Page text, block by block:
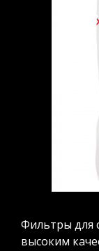
Фильтры для
высоким